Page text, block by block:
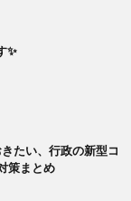
✨
たい、行政の新型コ
策まとめ